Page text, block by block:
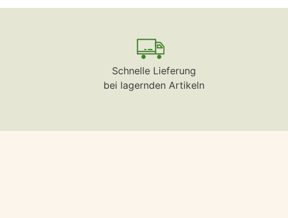
Schnelle Lieferung
bei lagernden Artikeln